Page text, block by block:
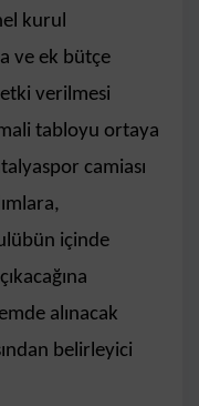
kurul
ve ek bütçe
verilmesi
tabloyu ortaya
camiası
içinde
alınacak
belirleyici